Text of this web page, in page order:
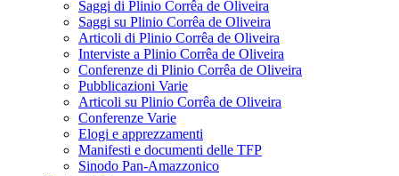
Saggi di Plinio Corrêa de Oliveira
Saggi su Plinio Corrêa de Oliveira
Articoli di Plinio Corrêa de Oliveira
Interviste a Plinio Corrêa de Oliveira
Conferenze di Plinio Corrêa de Oliveira
Pubblicazioni Varie
Articoli su Plinio Corrêa de Oliveira
Conferenze Varie
Elogi e apprezzamenti
Manifesti e documenti delle TFP
Sinodo Pan-Amazzonico